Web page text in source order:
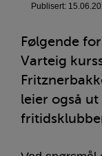
Publisert:
Følgende
Varteig
leier også ut